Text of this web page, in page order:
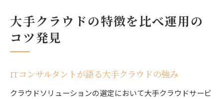
大手クラウドの特徴を比べ運用の
コツ発見
ITコンサルタントが語る大手クラウドの強み
クラウドソリューションの選定において大手クラウドサービ